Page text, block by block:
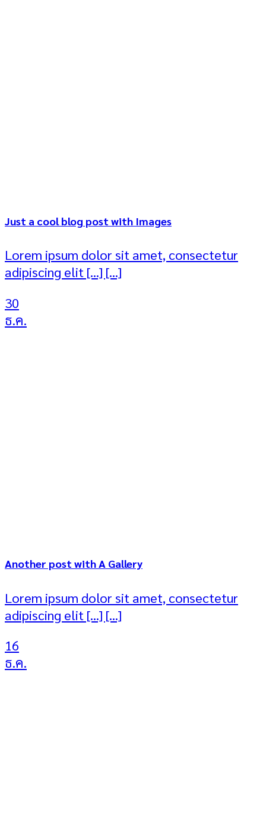
Just a cool blog post with Images
Lorem ipsum dolor sit amet, consectetur
adipiscing elit [...] [...]
30
ธ.ค.
Another post with A Gallery
Lorem ipsum dolor sit amet, consectetur
adipiscing elit [...] [...]
16
ธ.ค.